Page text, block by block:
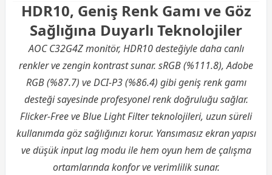
HDR10, Geniş Renk Gamı ve Göz
Sağlığına Duyarlı Teknolojiler
AOC C32G4Z monitör, HDR10 desteğiyle daha canlı
renkler ve zengin kontrast sunar. sRGB (%111.8), Adobe
RGB (%87.7) ve DCI-P3 (%86.4) gibi geniş renk gamı
desteği sayesinde profesyonel renk doğruluğu sağlar.
Flicker-Free ve Blue Light Filter teknolojileri, uzun süreli
kullanımda göz sağlığınızı korur. Yansımasız ekran yapısı
ve düşük input lag modu ile hem oyun hem de çalışma
ortamlarında konfor ve verimlilik sunar.